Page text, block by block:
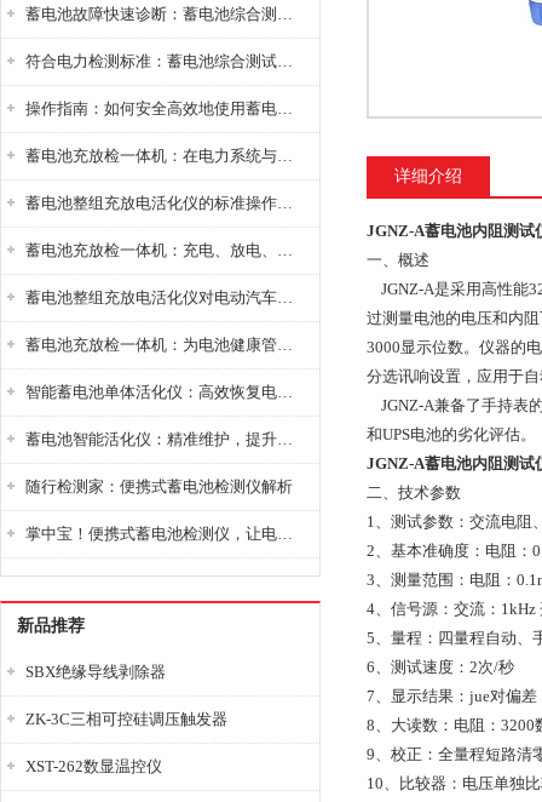
蓄电池故障快速诊断：蓄电池综合测试仪判断落后电池的方法与标准
符合电力检测标准：蓄电池综合测试仪测试规范与精度校准方法详解
操作指南：如何安全高效地使用蓄电池智能活化仪？
蓄电池充放检一体机：在电力系统与储能设备中的创新应用，确保蓄电池性能与可靠性
蓄电池整组充放电活化仪的标准操作流程：从接线设置到充放电参数设定的安全规范
蓄电池充放检一体机：充电、放电、检测三功能集成设备
蓄电池整组充放电活化仪对电动汽车电池有帮助吗？
蓄电池充放检一体机：为电池健康管理提供一站式解决方案
智能蓄电池单体活化仪：高效恢复电池性能，延长蓄电池使用寿命
蓄电池智能活化仪：精准维护，提升电池健康状态
随行检测家：便携式蓄电池检测仪解析
掌中宝！便携式蓄电池检测仪，让电池检测变得简单又快捷！
新品推荐
SBX绝缘导线剥除器
ZK-3C三相可控硅调压触发器
XST-262数显温控仪
详细介绍
JGNZ-A蓄电池内阻测试
一、概述
JGNZ-A是采用高性能
过测量电池的电压和内
3000显示位数。仪器的
分选讯响设置，应用于
JGNZ-A兼备了手持表
和UPS电池的劣化评估。
JGNZ-A蓄电池内阻测试
二、技术参数
1、测试参数：交流电阻
2、基本准确度：电阻：
3、测量范围：电阻：
4、信号源：交流：
5、量程：四量程自动、
6、测试速度：2次/秒
7、显示结果：jue对偏
8、大读数：电阻：3200
9、校正：全量程短路清
10、比较器：电压单独